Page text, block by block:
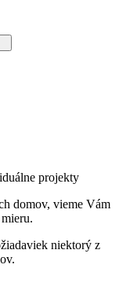
projekty
domov, vieme Vám
niektorý z